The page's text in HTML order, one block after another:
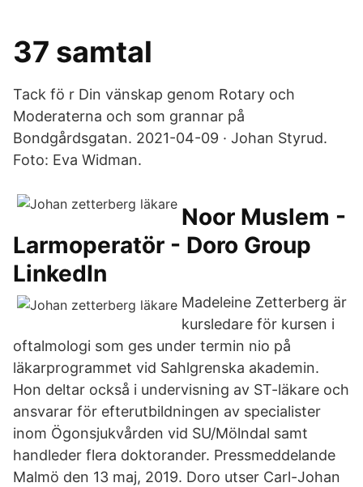
37 samtal
Tack fö r Din vänskap genom Rotary och
Moderaterna och som grannar på
Bondgårdsgatan. 2021-04-09 · Johan Styrud.
Foto: Eva Widman.
Noor Muslem -
Larmoperatör - Doro Group
LinkedIn
Madeleine Zetterberg är
kursledare för kursen i
oftalmologi som ges under termin nio på
läkarprogrammet vid Sahlgrenska akademin.
Hon deltar också i undervisning av ST-läkare och
ansvarar för efterutbildningen av specialister
inom Ögonsjukvården vid SU/Mölndal samt
handleder flera doktorander. Pressmeddelande
Malmö den 13 maj, 2019. Doro utser Carl-Johan